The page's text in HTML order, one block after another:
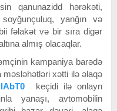
qanunazidd hərəkəti,
yanğın və
fəlakət və bir sıra digər
almış olacaqlar.
kampaniya barədə
məsləhətləri xətti ilə əlaqə
keçidi ilə onlayn
yanaşı, avtomobilin